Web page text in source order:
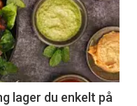
lager du enkelt på